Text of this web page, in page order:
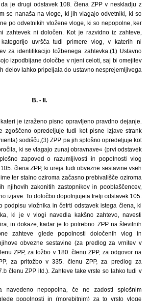
je drugi odstavek 108. člena ZPP v neskladju z
se nanaša na vloge, ki jih vlagajo odvetniki, ki so
po odvetnikih vložene vloge, ki so nepopolne, ker
zahtevek ni določen. Kot je razvidno iz zahteve,
uvršča tudi primere vlog, v katerih ni
za identifikacijo tožbenega zahtevka.(1) Ustavno
izpodbijane določbe v njeni celoti, saj bi omejitev
delov lahko pripeljala do ustavno nesprejemljivega
B. - II.
je izraženo pisno opravljeno pravdno dejanje.
zgoščeno opredeljuje tudi kot pisne izjave strank
sodišču,(3) ZPP pa jih splošno opredeljuje kot
ki se vlagajo zunaj obravnave« (prvi odstavek
zapoved o razumljivosti in popolnosti vlog
člena ZPP, ki ureja tudi obvezne sestavine vseh
ter stalno oziroma začasno prebivališče oziroma
njihovih zakonitih zastopnikov in pooblaščencev,
izjave. To določbo dopolnjujeta tretji odstavek 105.
podpisu vložnika in četrti odstavek istega člena, ki
ki je v vlogi navedla kakšno zahtevo, navesti
in dokaze, kadar je to potrebno. ZPP na številnih
zahteve glede popolnosti določenih vlog in
obvezne sestavine (za predlog za vrnitev v
ZPP, za tožbo v 180. členu ZPP, za odgovor na
za pritožbo v 335. členu ZPP, za predlog za
členu ZPP itd.). Zahteve take vrste so lahko tudi v
nepopolna, če ne zadosti splošnim
popolnosti in (morebitnim) za to vrsto vloge